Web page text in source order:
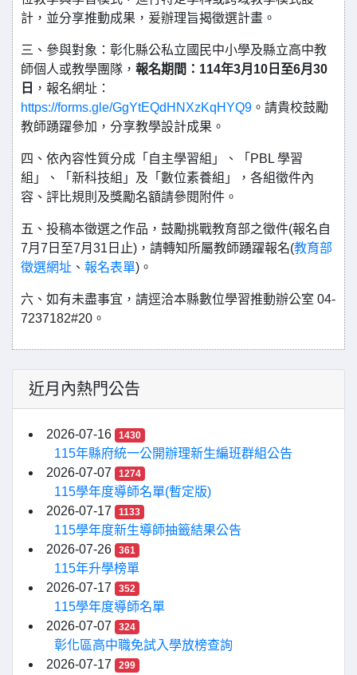
計，並分享推動成果，爰辦理旨揭徵選計畫。
三、參與對象：彰化縣公私立國民中小學及縣立高中教
師個人或教學團隊， 報名期間：114年3月10日至6月30
日 ，報名網址：
https://forms.gle/GgYtEQdHNXzKqHYQ9 。請貴校鼓勵
教師踴躍參加，分享教學設計成果。
四、依內容性質分成「自主學習組」、「PBL 學習
組」、「新科技組」及「數位素養組」，各組徵件內
容、評比規則及獎勵名額請參閱附件。
五、投稿本徵選之作品，鼓勵挑戰教育部之徵件(報名自
7月7日至7月31日止)，請轉知所屬教師踴躍報名(教育部
徵選網址 、 報名表單)。
六、如有未盡事宜，請逕洽本縣數位學習推動辦公室 04-
7237182#20。
近月內熱門公告
2026-07-16 1430
115年縣府統一公開辦理新生編班群組公告
2026-07-07
1274
115學年度導師名單(暫定版)
2026-07-17
1133
115學年度新生導師抽籤結果公告
2026-07-26
361
115年升學榜單
2026-07-17
352
115學年度導師名單
2026-07-07
324
彰化區高中職免試入學放榜查詢
2026-07-17
299